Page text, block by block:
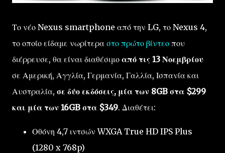
Το νέο Nexus smartphone από την LG, το Nexus 4,
το οποίο είδαμε νωρίτερα στο πρώτο βίντεο που
διέρρευσε, θα είναι διαθέσιμο από τις 13 Νοεμβρίου
σε Αμερική, Αγγλία, Γερμανία, Γαλλία, Ισπανία και
Αυστραλία, σε δύο εκδόσεις, μία των 8GB στα $299
και μία των 16GB στα $349. Διαθέτει:
Οθόνη 4,7 ιντσώνWXGA True HD IPS Plus
(1280 x 768p)